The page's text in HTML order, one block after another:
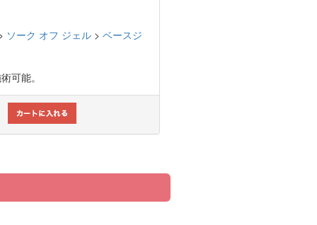
ソーク オフ ジェル> ベースジ
可能。